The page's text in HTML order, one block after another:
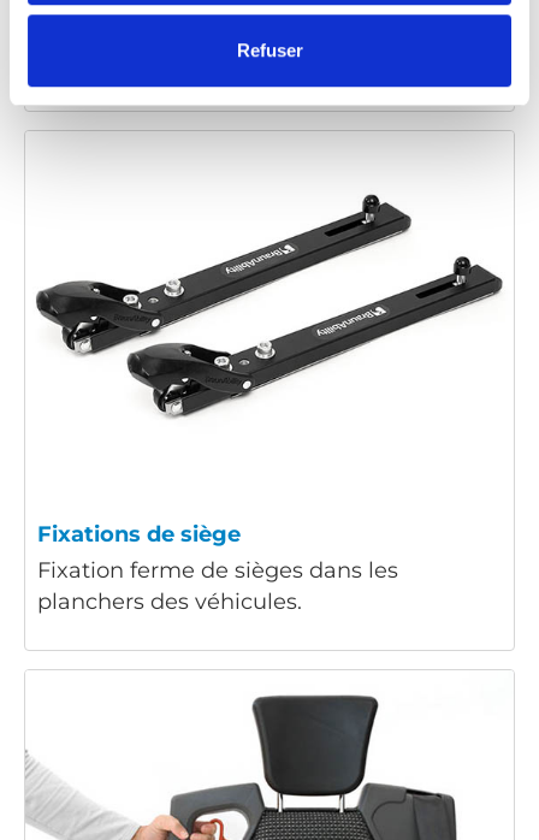
Refuser
Fixations de siège
Fixation ferme de sièges dans les
planchers des véhicules.